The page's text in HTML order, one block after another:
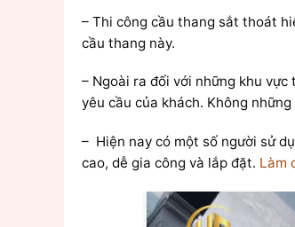
– Thi công cầu thang sắt thoát
cầu thang này.
– Ngoài ra đối với những khu
yêu cầu của khách. Không
– Hiện nay có một số người sử
cao, dễ gia công và lắp đặt. Làm